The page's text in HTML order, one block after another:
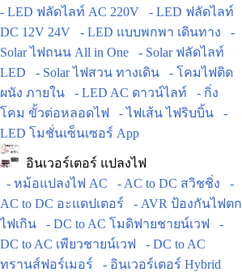
- LED ฟลัดไลท์ AC 220V
- LED ฟลัดไลท์
DC 12V 24V
- LED แบบพกพา เดินทาง
-
Solar ไฟถนน All in One
- Solar ฟลัดไลท์
LED
- Solar ไฟสวน ทางเดิน
- โคมไฟติด
ผนัง ภายใน
- LED AC ดาวน์ไลท์
- กิ่ง
โคม ขั้วต่อหลอดไฟ
- ไฟเส้น ไฟริบบิ้น
-
LED โมชั่นเซ็นเซอร์ App
อินเวอร์เตอร์ แปลงไฟ
- หม้อแปลงไฟ AC
- AC to DC สวิชชิ่ง
-
AC to DC อะแดปเตอร์
- AVR ป้องกันไฟตก
ไฟเกิน
- DC to AC โมดิฟายชายน์เวฟ
-
DC to AC เพียวชายน์เวฟ
- DC to AC
ทรานส์ฟอร์เมอร์
- อินเวอร์เตอร์ Hybrid